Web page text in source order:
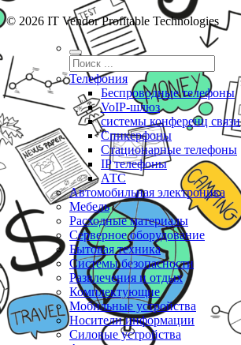
© 2026 IT Vendor Profitable Technologies
Телефония
Беспроводные телефоны
VoIP-шлюз
системы конференц связи
Спикерфоны
Стационарные телефоны
IP телефоны
АТС
Автомобильная электроника
Мебель
Расходные материалы
Серверное оборудование
Бытовая техника
Системы безопасности
Развлечения и отдых
Комплектующие
Мобильные устройства
Носители информации
Силовые устройства